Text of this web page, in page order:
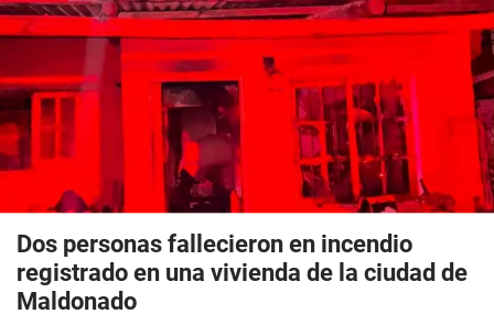
Dos personas fallecieron en incendio
registrado en una vivienda de la ciudad de
Maldonado